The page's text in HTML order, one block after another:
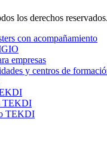
los derechos reservados.
con acompañamiento
empresas
y centros de
TEKDI
TEKDI